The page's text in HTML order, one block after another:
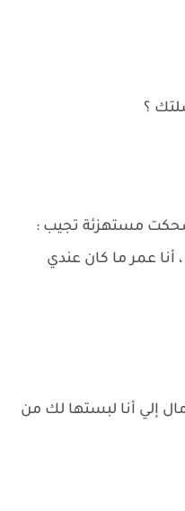
؟
مستهزئة تجيب :
عمر ما كان عندي
إلي أنا لبستها لك من